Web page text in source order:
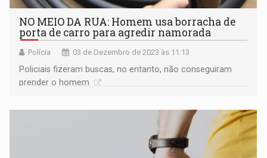
NO MEIO DA RUA: Homem usa borracha de
porta de carro para agredir namorada
Polícia 03 de Dezembro de 2023 às 11:13
Policiais fizeram buscas, no entanto, não conseguiram
prender o homem